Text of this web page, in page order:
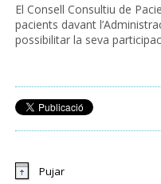
El Consell Consultiu de
pacients davant
possibilitar la seva
Pujar